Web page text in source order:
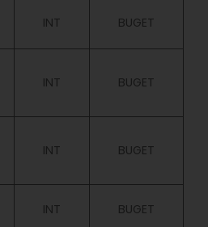
INT BUGET
INT BUGET
INT BUGET
INT BUGET